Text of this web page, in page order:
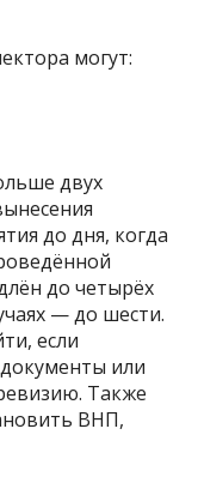
могут:
двух
до дня, когда
до четырёх
— до шести.
если
или
Также
ВНП,